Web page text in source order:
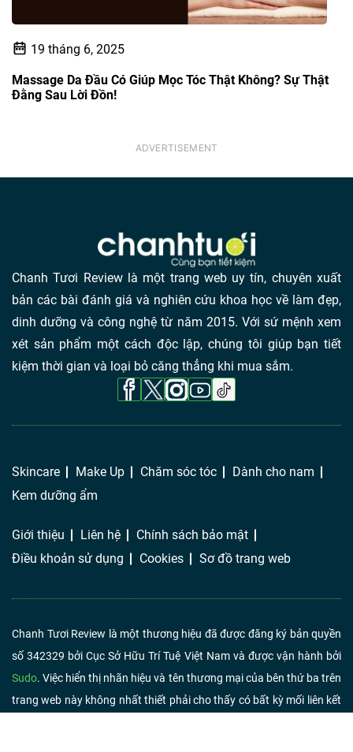
19 tháng 6, 2025
Massage Da Đầu Có Giúp Mọc Tóc Thật Không? Sự Thật
Đằng Sau Lời Đồn!
Chanh Tươi Review là một trang web uy tín, chuyên xuất
bản các bài đánh giá và nghiên cứu khoa học về làm đẹp,
dinh dưỡng và công nghệ từ năm 2015. Với sứ mệnh xem
xét sản phẩm một cách độc lập, chúng tôi giúp bạn tiết
kiệm thời gian và loại bỏ căng thẳng khi mua sắm.
Skincare Make Up Chăm sóc tóc
Dành cho nam
Kem dưỡng ẩm
Giới thiệu Liên hệ
Chính sách bảo mật
Điều khoản sử dụng
Cookies Sơ đồ trang web
Chanh Tươi Review là một thương hiệu đã được đăng ký bản quyền
số 342329 bởi Cục Sở Hữu Trí Tuệ Việt Nam và được vận hành bởi
Sudo. Việc hiển thị nhãn hiệu và tên thương mại của bên thứ ba trên
trang web này không nhất thiết phải cho thấy có bất kỳ mối liên kết